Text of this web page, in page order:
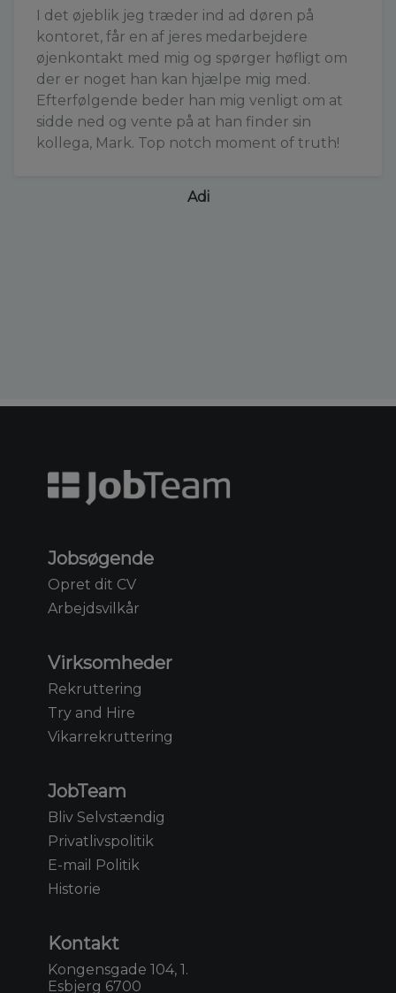
I det øjeblik jeg træder ind ad døren på
kontoret, får en af jeres medarbejdere
øjenkontakt med mig og spørger høfligt om
der er noget han kan hjælpe mig med.
Efterfølgende beder han mig venligt om at
sidde ned og vente på at han finder sin
kollega, Mark. Top notch moment of truth!
Adi
Jobsøgende
Opret dit CV
Arbejdsvilkår
Virksomheder
Rekruttering
Try and Hire
Vikarrekruttering
JobTeam
Bliv Selvstændig
Privatlivspolitik
E-mail Politik
Historie
Kontakt
Kongensgade 104, 1.
Esbjerg 6700